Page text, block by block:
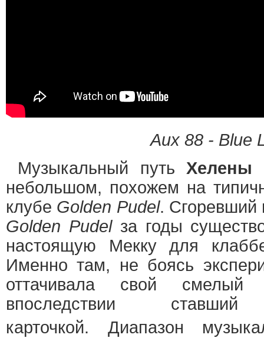
Aux 88 - Blue
Музыкальный путь Хелены
небольшом, похожем на
клубе Golden Pudel.
Golden Pudelза годы
настоящую Мекку для
Именно там, не боясь
оттачивала свой смелый
впоследствии
карточкой. Диапазон